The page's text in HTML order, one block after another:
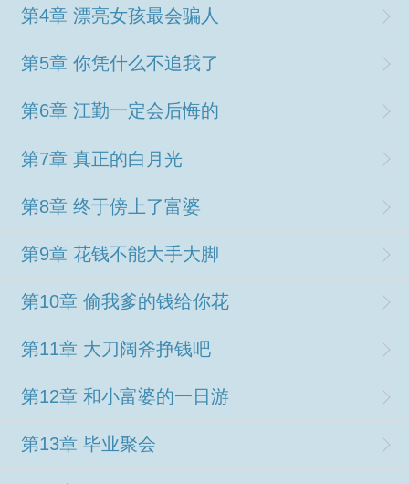
第4章 漂亮女孩最会骗人
第5章 你凭什么不追我了
第6章 江勤一定会后悔的
第7章 真正的白月光
第8章 终于傍上了富婆
第9章 花钱不能大手大脚
第10章 偷我爹的钱给你花
第11章 大刀阔斧挣钱吧
第12章 和小富婆的一日游
第13章 毕业聚会